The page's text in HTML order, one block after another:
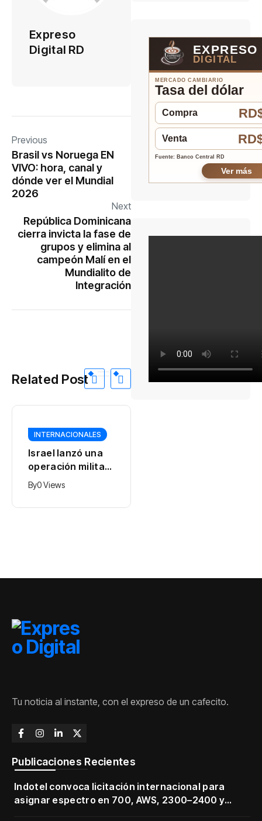
Expreso
Digital RD
Previous
Brasil vs Noruega EN
VIVO: hora, canal y
dónde ver el Mundial
2026
Next
República Dominicana
cierra invicta la fase de
grupos y elimina al
campeón Malí en el
Mundialito de
Integración
Related Post
INTERNACIONALES
Israel lanzó una
operación militar
en el sur de
Líbano en
respuesta a un
By0 Views
EXPRESO
DIGITAL
MERCADO CAMBIARIO
Tasa del dólar
Compra
Venta
Fuente: Banco Central RD
Ver más
Tu noticia al instante, con el expreso de un cafecito.
Publicaciones Recientes
Indotel convoca licitación internacional para
asignar espectro en 700, AWS, 2300–2400 y